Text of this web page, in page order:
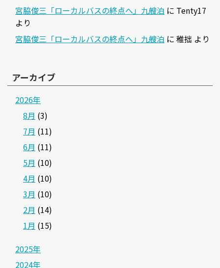
宮脇俊三「ローカルバスの終点へ」九艘泊 に Tenty17
より
宮脇俊三「ローカルバスの終点へ」九艘泊 に 稚拙 より
アーカイブ
2026年
8月 (3)
7月 (11)
6月 (11)
5月 (10)
4月 (10)
3月 (10)
2月 (14)
1月 (15)
2025年
2024年